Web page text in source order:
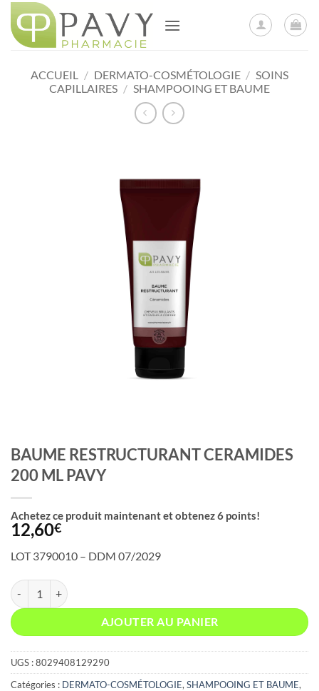
au
contenu
ACCUEIL / DERMATO-COSMÉTOLOGIE / SOINS
CAPILLAIRES / SHAMPOOING ET BAUME
BAUME RESTRUCTURANT CERAMIDES
200 ML PAVY
Achetez ce produit maintenant et obtenez6 points!
12,60€
LOT 3790010 – DDM 07/2029
quantité de BAUME RESTRUCTURANT CERAMIDES 200 ML PAVY
AJOUTER AU PANIER
UGS :8029408129290
Catégories : DERMATO-COSMÉTOLOGIE, SHAMPOOING ET BAUME,